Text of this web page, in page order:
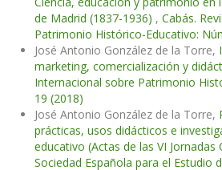
de Madrid (1837-1936) , Cabás.
Patrimonio Histórico-Educativo:
José Antonio González de la Torre,
marketing, comercialización y
Internacional sobre Patrimonio
19 (2018)
José Antonio González de la Torre,
prácticas, usos didácticos e
educativo (Actas de las VI Jornadas
Sociedad Española para el Estudio